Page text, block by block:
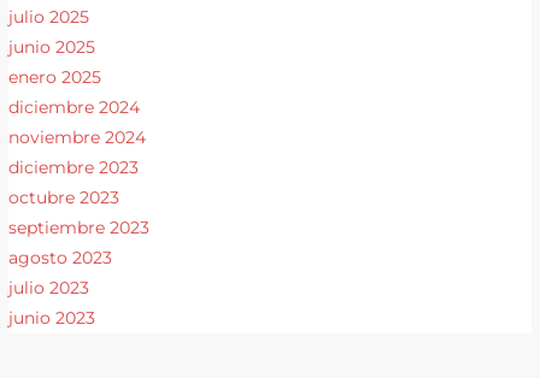
julio 2025
junio 2025
enero 2025
diciembre 2024
noviembre 2024
diciembre 2023
octubre 2023
septiembre 2023
agosto 2023
julio 2023
junio 2023